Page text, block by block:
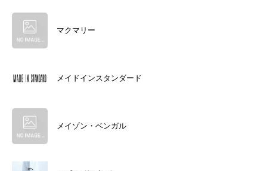
マクマリー
メイドインスタンダード
メイゾン・ベンガル